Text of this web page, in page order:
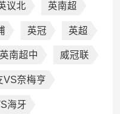
议北 英南超
英冠 英超
英南超中 威冠联
VS奈梅亨
海牙